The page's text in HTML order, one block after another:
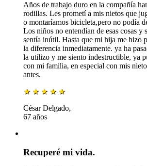
Años de trabajo duro en la compañía
rodillas. Les prometí a mis nietos que
o montaríamos bicicleta,pero no podía
Los niños no entendían de esas cosas y
sentía inútil. Hasta que mi hija me hizo
la diferencia inmediatamente. ya ha
la utilizo y me siento indestructible, ya
con mi familia, en especial con mis
antes.
★ ★ ★ ★ ★
César Delgado,
67 años
Recuperé mi vida.